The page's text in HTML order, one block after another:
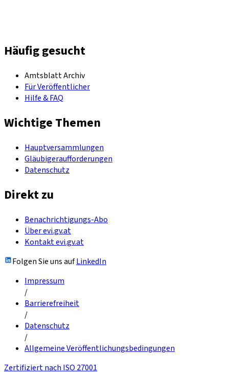
Häufig gesucht
Amtsblatt Archiv
Für Veröffentlicher
Hilfe & FAQ
Wichtige Themen
Hauptversammlungen
Gläubigeraufforderungen
Datenschutz
Direkt zu
Benachrichtigungs-Abo
Über evi.gv.at
Kontakt evi.gv.at
Folgen Sie uns aufLinkedIn
Impressum
/
Barrierefreiheit
/
Datenschutz
/
Allgemeine Veröffentlichungsbedingungen
Zertifiziert nach ISO 27001